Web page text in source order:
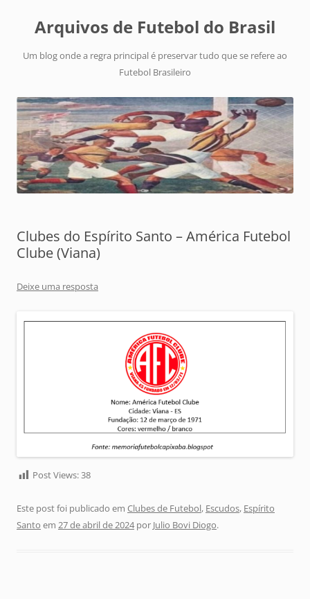
Arquivos de Futebol do Brasil
Um blog onde a regra principal é preservar tudo que se refere ao
Futebol Brasileiro
Clubes do Espírito Santo – América Futebol
Clube (Viana)
Deixe uma resposta
Post Views:38
Este post foi publicado em Clubes de Futebol, Escudos, Espírito
Santo em 27 de abril de 2024por Julio Bovi Diogo.